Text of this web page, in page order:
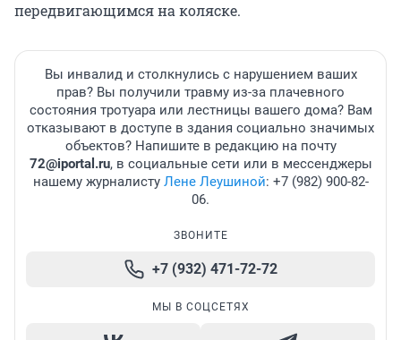
передвигающимся на коляске.
Вы инвалид и столкнулись с нарушением ваших
прав? Вы получили травму из-за плачевного
состояния тротуара или лестницы вашего дома? Вам
отказывают в доступе в здания социально значимых
объектов? Напишите в редакцию на почту
72@iportal.ru, в социальные сети или в мессенджеры
нашему журналисту Лене Леушиной: +7 (982) 900-82-
06.
ЗВОНИТЕ
+7 (932) 471-72-72
МЫ В СОЦСЕТЯХ